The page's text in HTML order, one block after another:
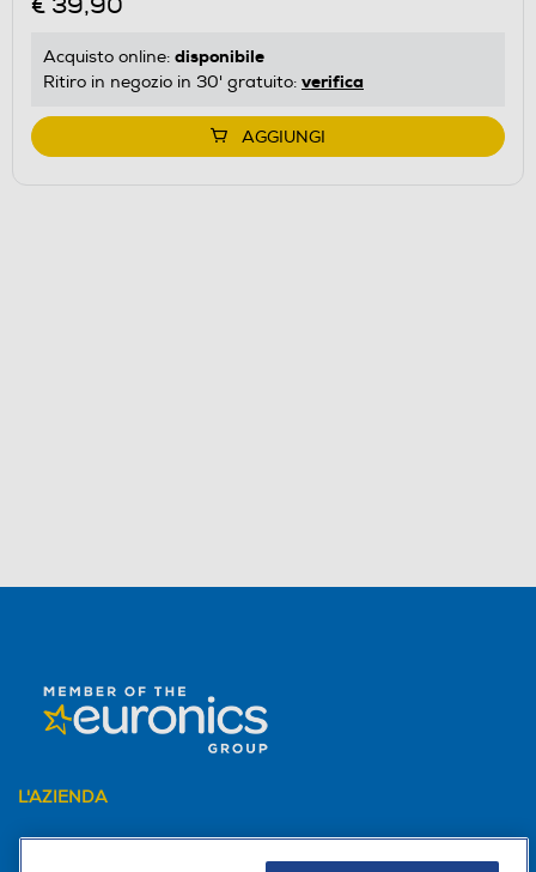
Acquisto online: disponibile
Ritiro in negozio in 30' gratuito: verifica
AGGIUNGI
L'AZIENDA